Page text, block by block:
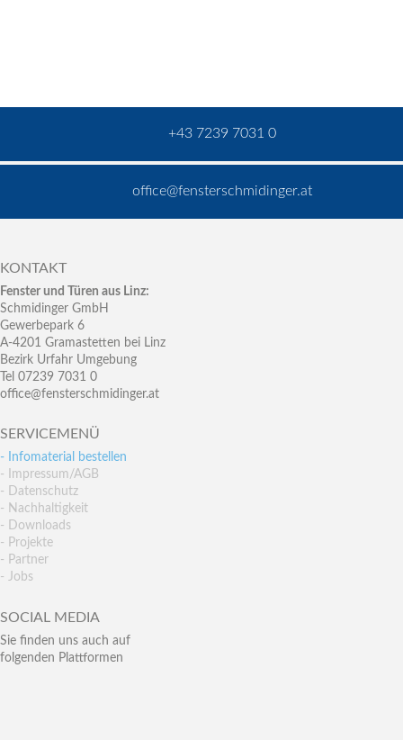
+43 7239 7031 0
office@fensterschmidinger.at
KONTAKT
Fenster und Türen aus Linz:
Schmidinger GmbH
Gewerbepark 6
A-4201 Gramastetten bei Linz
Bezirk Urfahr Umgebung
Tel 07239 7031 0
office@fensterschmidinger.at
SERVICEMENÜ
- Infomaterial bestellen
- Impressum/AGB
- Datenschutz
- Nachhaltigkeit
- Downloads
- Projekte
- Partner
- Jobs
SOCIAL MEDIA
Sie finden uns auch auf
folgenden Plattformen